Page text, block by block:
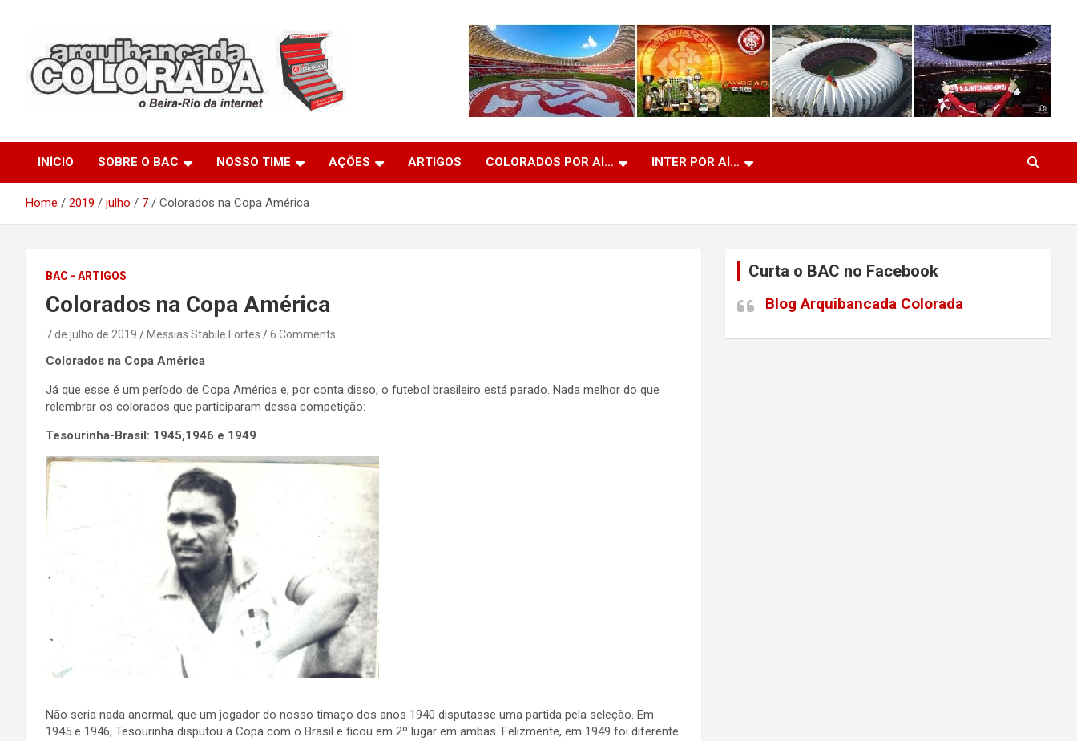
Arquibancada Colorada
INÍCIO SOBRE O BAC NOSSO TIME AÇÕES ARTIGOS COLORADOS POR AÍ… INTER POR AÍ…
Home 2019 julho 7 Colorados na Copa América
BAC - ARTIGOS
Colorados na Copa América
7 de julho de 2019 Messias Stabile Fortes 6 Comments
Colorados na Copa América
Já que esse é um período de Copa América e, por conta disso, o futebol brasileiro está parado. Nada melhor do que
relembrar os colorados que participaram dessa competição:
Tesourinha-Brasil: 1945,1946 e 1949
Não seria nada anormal, que um jogador do nosso timaço dos anos 1940 disputasse uma partida pela seleção. Em
1945 e 1946, Tesourinha disputou a Copa com o Brasil e ficou em 2º lugar em ambas. Felizmente, em 1949 foi diferente
Curta o BAC no Facebook
Blog Arquibancada Colorada